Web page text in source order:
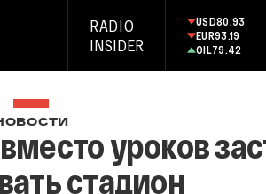
RADIO
INSIDER
USD80.93
EUR93.19
OIL79.42
уроков
стадион